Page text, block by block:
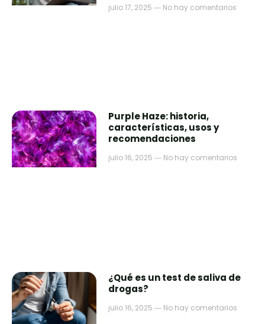
julio 17, 2025 No hay comentarios
Purple Haze: historia,
características, usos y
recomendaciones
julio 16, 2025 No hay comentarios
¿Qué es un test de saliva de
drogas?
julio 16, 2025 No hay comentarios